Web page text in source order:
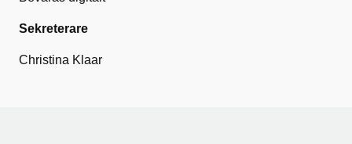
Sekreterare
Christina Klaar